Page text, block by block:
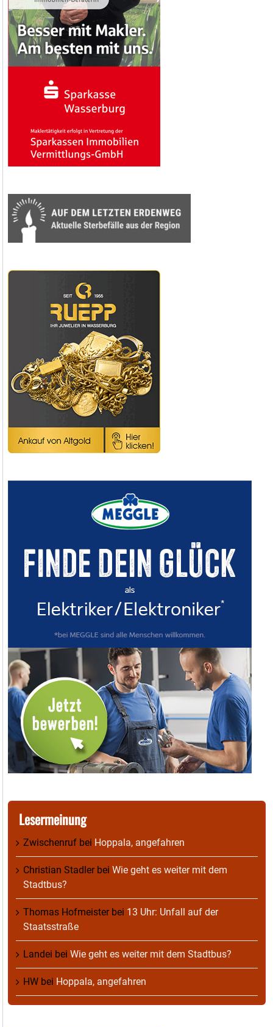
Lesermeinung
Zwischenruf bei Hoppala, angefahren
Christian Stadlerbei Wie geht es weiter mit dem
Stadtbus?
Thomas Hofmeisterbei 13 Uhr: Unfall auf der
Staatsstraße
Landei bei Wie geht es weiter mit dem Stadtbus?
HW bei Hoppala, angefahren